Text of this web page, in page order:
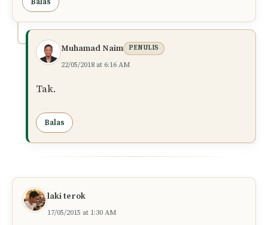
Muhamad Naim PENULIS
22/05/2018 at 6:16 AM
Tak.
Balas
laki terok
17/05/2015 at 1:30 AM